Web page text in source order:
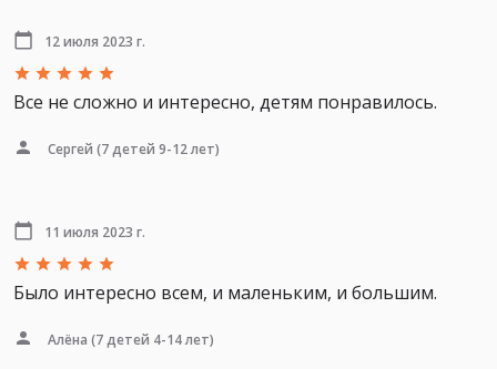
12 июля 2023 г.
Все не сложно и интересно, детям понравилось.
Сергей (7 детей 9-12 лет)
11 июля 2023 г.
Было интересно всем, и маленьким, и большим.
Алёна (7 детей 4-14 лет)